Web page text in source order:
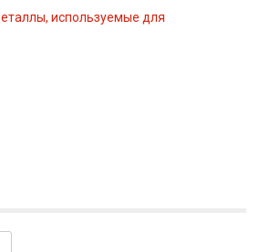
используемые для